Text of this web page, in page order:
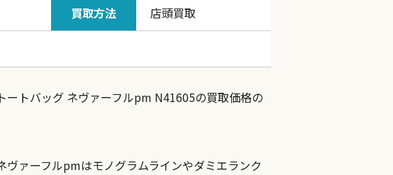
買取方法 店頭買取
ートバッグ ネヴァーフルpm N41605の買取価格の
ヴァーフルpmはモノグラムラインやダミエランク